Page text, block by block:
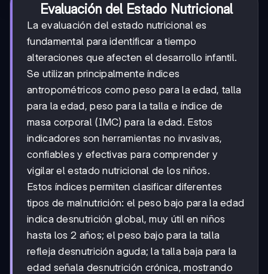
Evaluación del Estado Nutricional
La evaluación del estado nutricional es
fundamental para identificar a tiempo
alteraciones que afecten el desarrollo infantil.
Se utilizan principalmente índices
antropométricos como peso para la edad, talla
para la edad, peso para la talla e índice de
masa corporal (IMC) para la edad. Estos
indicadores son herramientas no invasivas,
confiables y efectivas para comprender y
vigilar el estado nutricional de los niños.
Estos índices permiten clasificar diferentes
tipos de malnutrición: el peso bajo para la edad
indica desnutrición global, muy útil en niños
hasta los 2 años; el peso bajo para la talla
refleja desnutrición aguda; la talla baja para la
edad señala desnutrición crónica, mostrando